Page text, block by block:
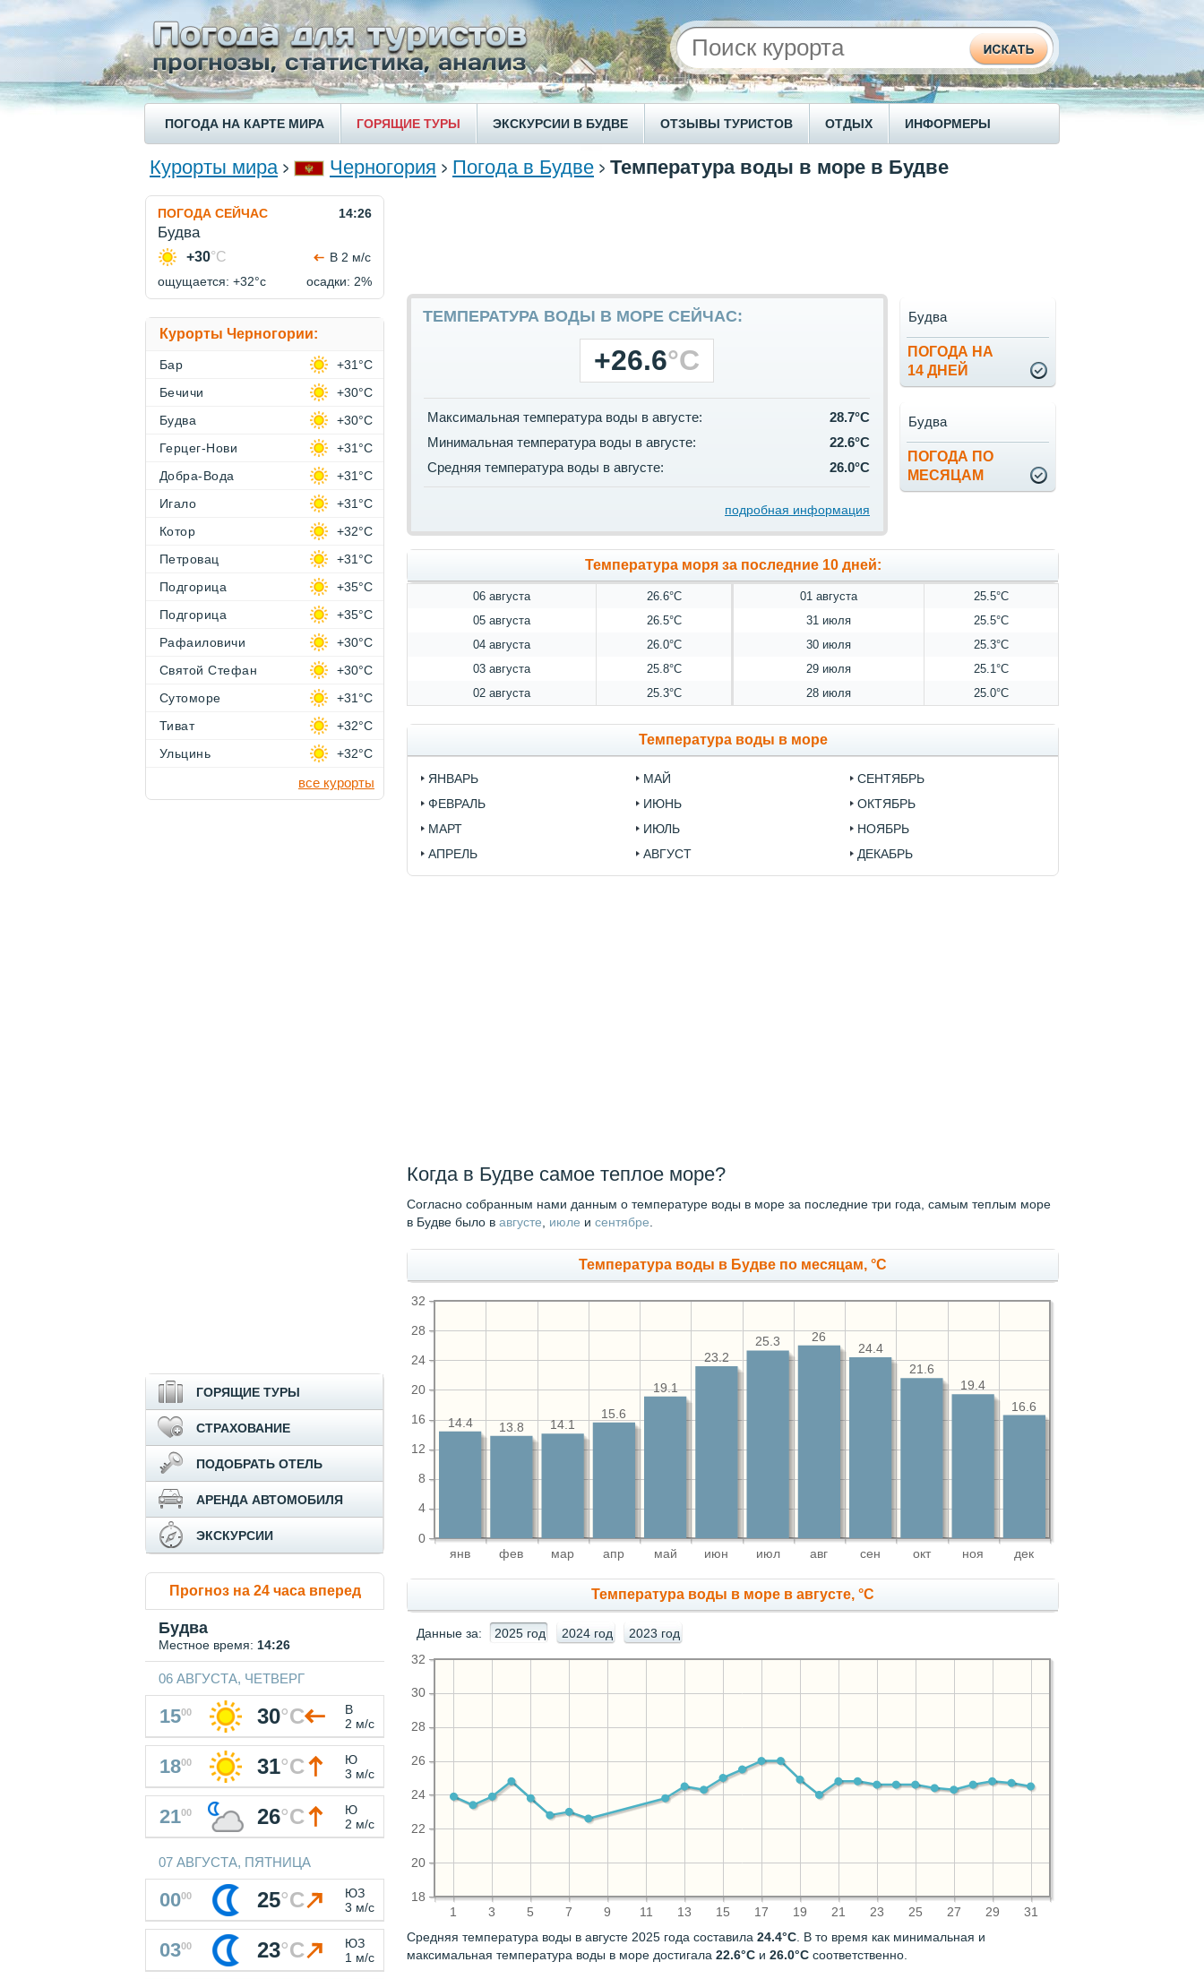
ПОГОДА НА КАРТЕ МИРА ГОРЯЩИЕ ТУРЫ ЭКСКУРСИИ В БУДВЕ ОТЗЫВЫ ТУРИСТОВ ОТДЫХ ИНФОРМЕРЫ
Курорты мира Черногория Погода в Будве Температура воды в море в Будве
ТЕМПЕРАТУРА ВОДЫ В МОРЕ СЕЙЧАС:
+26.6°C
Максимальная температура воды в августе:
28.7°C
Минимальная температура воды в августе:
22.6°C
Средняя температура воды в августе:
26.0°C
подробная информация
ПОГОДА НА
14 ДНЕЙ
Будва
ПОГОДА ПО
МЕСЯЦАМ
Будва
Температура моря за последние 10 дней:
06 августа 26.6°C 01 августа
25.5°C
05 августа
26.5°C 31 июля
25.5°C
04 августа
26.0°C 30 июля
25.3°C
03 августа
25.8°C 29 июля
25.1°C
02 августа
25.3°C 28 июля 25.0°C
Температура воды в море
ЯНВАРЬ
ФЕВРАЛЬ
МАРТ
АПРЕЛЬ
МАЙ
ИЮНЬ
ИЮЛЬ
АВГУСТ
СЕНТЯБРЬ
ОКТЯБРЬ
НОЯБРЬ
ДЕКАБРЬ
Когда в Будве самое теплое море?
Согласно собранным нами данным о температуре воды в море за последние три года, самым теплым море
в Будве было в августе июле и сентябре
Температура воды в Будве по месяцам, °C
янв фев мар апр май июн июл авг сен окт ноя дек
0
4
8
12
16
20
24
28
32
16.6
19.4
21.6
24.4
26
25.3
23.2
19.1
15.6
14.1
13.8
14.4
Температура воды в море в августе, °C
Данные за: 2025 год 2024 год 2023 год
1 3 5 7 9 11 13 15 17 19 21 23 25 27 29 31
18
20
22
24
26
28
30
32
Средняя температура воды в августе 2025 года составила 24.4°C . В то время как минимальная и
максимальная температура воды в море достигала 22.6°C и 26.0°C соответственно.
ПОГОДА СЕЙЧАС 14:26
Будва
+30°C
В 2 м/с
ощущается: +32°c
осадки: 2%
Курорты Черногории:
Бар
+31°C
Бечичи
+30°C
Будва
+30°C
Герцег-Нови
+31°C
Добра-Вода
+31°C
Игало
+31°C
Котор
+32°C
Петровац
+31°C
Подгорица
+35°C
Подгорица
+35°C
Рафаиловичи
+30°C
Святой Стефан
+30°C
Сутоморе
+31°C
Тиват
+32°C
Ульцинь
+32°C
все курорты
ГОРЯЩИЕ ТУРЫ
СТРАХОВАНИЕ
ПОДОБРАТЬ ОТЕЛЬ
АРЕНДА АВТОМОБИЛЯ
ЭКСКУРСИИ
Прогноз на 24 часа вперед
Будва
Местное время: 14:26
06 АВГУСТА, ЧЕТВЕРГ
1500 30°C
В
2 м/с
1800 31°C
Ю
3 м/с
2100 26°C
Ю
2 м/с
07 АВГУСТА, ПЯТНИЦА
0000 25°C
ЮЗ
3 м/с
0300 23°C
ЮЗ
1 м/с